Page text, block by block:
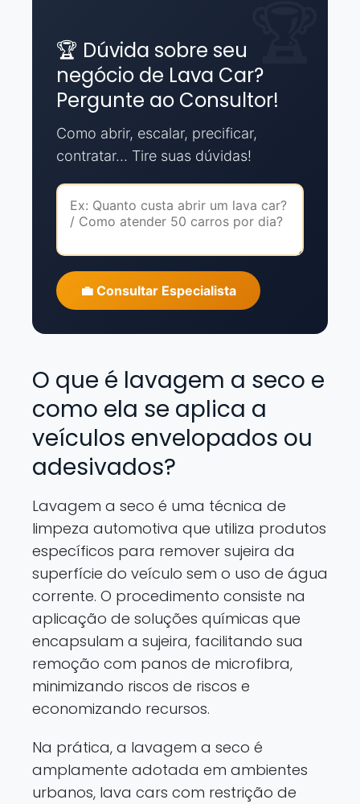
🏆 Dúvida sobre seu
negócio de Lava Car?
Pergunte ao Consultor!
Como abrir, escalar, precificar,
contratar... Tire suas dúvidas!
💼 Consultar Especialista
O que é lavagem a seco e
como ela se aplica a
veículos envelopados ou
adesivados?
Lavagem a seco é uma técnica de
limpeza automotiva que utiliza produtos
específicos para remover sujeira da
superfície do veículo sem o uso de água
corrente. O procedimento consiste na
aplicação de soluções químicas que
encapsulam a sujeira, facilitando sua
remoção com panos de microfibra,
minimizando riscos de riscos e
economizando recursos.
Na prática, a lavagem a seco é
amplamente adotada em ambientes
urbanos, lava cars com restrição de